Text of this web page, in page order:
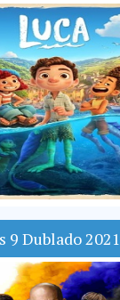
9 Dublado 2021